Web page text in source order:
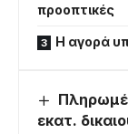
προοπτικές
Η αγορά
εκατ.